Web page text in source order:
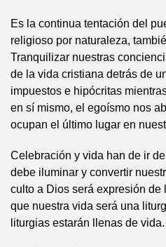
Es la continua tentación del
religioso por naturaleza,
Tranquilizar nuestras
de la vida cristiana detrás de
impuestos e hipócritas
en sí mismo, el egoísmo nos
ocupan el último lugar en
Celebración y vida han de ir
debe iluminar y convertir
culto a Dios será expresión de
que nuestra vida será una
liturgias estarán llenas de vida.